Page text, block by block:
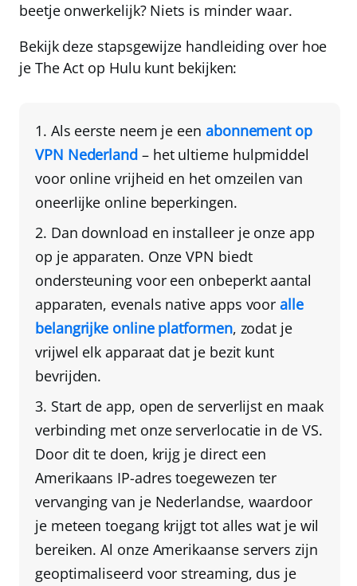
beetje onwerkelijk? Niets is minder waar.
Bekijk deze stapsgewijze handleiding over hoe
je The Act op Hulu kunt bekijken:
Als eerste neem je een abonnement op
VPN Nederland– het ultieme hulpmiddel
voor online vrijheid en het omzeilen van
oneerlijke online beperkingen.
Dan download en installeer je onze app
op je apparaten. Onze VPN biedt
ondersteuning voor een onbeperkt aantal
apparaten, evenals native apps vooralle
belangrijke online platformen, zodat je
vrijwel elk apparaat dat je bezit kunt
bevrijden.
Start de app, open de serverlijst en maak
verbinding met onze serverlocatie in de VS.
Door dit te doen, krijg je direct een
Amerikaans IP-adres toegewezen ter
vervanging van je Nederlandse, waardoor
je meteen toegang krijgt tot alles wat je wil
bereiken. Al onze Amerikaanse servers zijn
geoptimaliseerd voor streaming, dus je